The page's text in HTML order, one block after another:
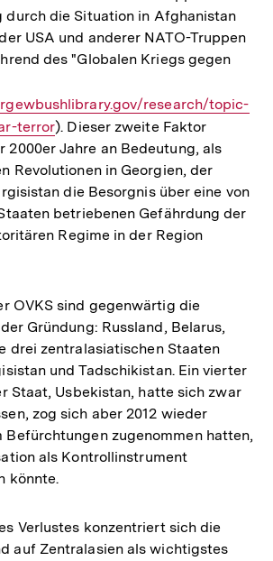
durch die Situation in Afghanistan
USA und anderer NATO-Truppen
des "Globalen Kriegs gegen
research/topic-
terror). Dieser zweite Faktor
2000er Jahre an Bedeutung, als
Revolutionen in Georgien, der
die Besorgnis über eine von
betriebenen Gefährdung der
Regime in der Region
OVKS sind gegenwärtig die
Gründung: Russland, Belarus,
drei zentralasiatischen Staaten
und Tadschikistan. Ein vierter
Staat, Usbekistan, hatte sich zwar
zog sich aber 2012 wieder
Befürchtungen zugenommen hatten,
als Kontrollinstrument
könnte.
Verlustes konzentriert sich die
auf Zentralasien als wichtigstes